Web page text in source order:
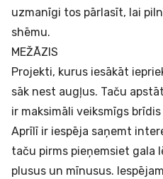
uzmanīgi tos pārlasīt, lai
shēmu.
MEŽĀZIS
Projekti, kurus iesākāt
sāk nest augļus. Taču
ir maksimāli veiksmīgs
Aprīlī ir iespēja saņemt
taču pirms pieņemsiet gala
plusus un mīnusus.